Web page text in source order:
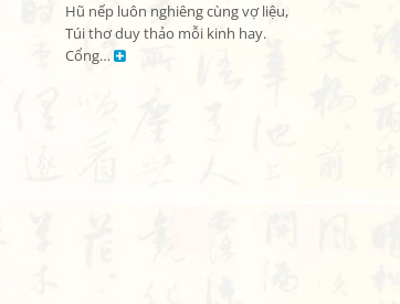
Hũ nếp luôn nghiêng cùng vợ liệu,
Túi thơ duy thảo mỗi kinh hay.
Cổng…